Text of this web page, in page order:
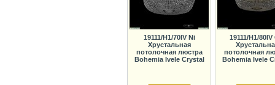
19111/H1/70IV Ni
Хрустальная
потолочная люстра
Bohemia Ivele Crystal
19111/H1/80IV
потолочная
Bohemia Ivele